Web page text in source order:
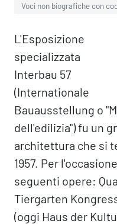
Voci non biografiche con
L'Esposizione
specializzata
Interbau 57
(Internationale
Bauausstellung o
dell'edilizia") fu un
architettura che si
1957. Per
seguenti opere:
Tiergarten
(oggi Haus der